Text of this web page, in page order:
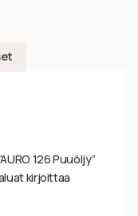
126 Puuöljy”
kirjoittaa